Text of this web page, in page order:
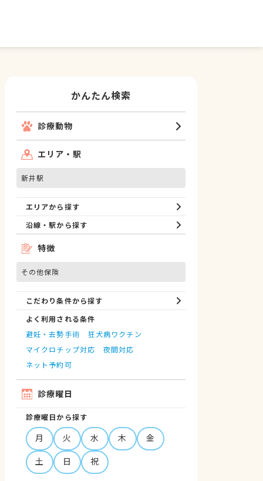
かんたん検索
診療動物
エリア・駅
新井駅
エリアから探す
沿線・駅から探す
特徴
その他保険
こだわり条件から探す
よく利用される条件
避妊・去勢手術
狂犬病ワクチン
マイクロチップ対応
夜間対応
ネット予約可
診療曜日
診療曜日から探す
月 火 水 木
金
土
日 祝